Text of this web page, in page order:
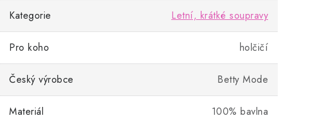
Kategorie Letní, krátké soupravy
Pro koho holčičí
Český výrobce Betty Mode
Materiál 100% bavlna